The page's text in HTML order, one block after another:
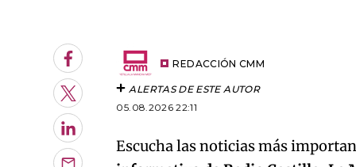
Facebook
Twitter
LinkedIn
REDACCIÓN CMM
ALERTAS DE ESTE AUTOR
05.08.2026 22:11
Escucha las noticias más